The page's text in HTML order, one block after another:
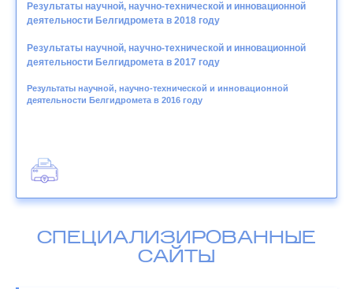
Результаты научной, научно-технической и инновационной
деятельности Белгидромета в 2018 году
Результаты научной, научно-технической и инновационной
деятельности Белгидромета в 2017 году
Результаты научной, научно-технической и инновационной
деятельности Белгидромета в 2016 году
СПЕЦИАЛИЗИРОВАННЫЕ
САЙТЫ